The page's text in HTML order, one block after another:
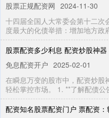
股票正规配资网 2024-11-30
十四届全国人大常委会第十二次
度最大的化债举措：增加地方
股票配资多少利息 配资炒股神
免息配资开户 2025-02-01
在瞬息万变的股市中，配资炒股
轻松掌控市场。 1. **了解配债
配资知名股票配资门户 票配资